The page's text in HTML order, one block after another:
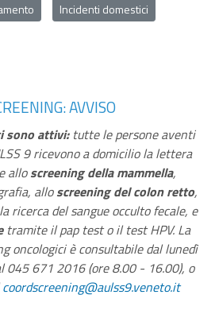
Incidenti domestici
AVVISO
sono attivi:tutte le persone aventi
9 ricevono a domicilio la lettera
alloscreening della mammella,
alloscreening del colon retto,
ricerca del sangue occulto fecale, e
tramite il pap test o il test HPV. La
oncologici è consultabile dal lunedì
045 671 2016 (ore 8.00 - 16.00), o
coordscreening@aulss9.veneto.it